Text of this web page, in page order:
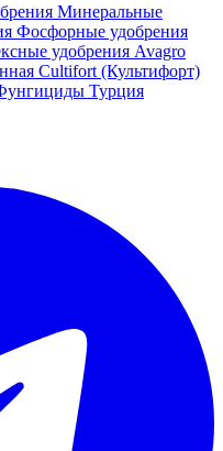
Минеральные
Фосфорные удобрения
удобрения Avagro
Cultifort (Культифорт)
Турция